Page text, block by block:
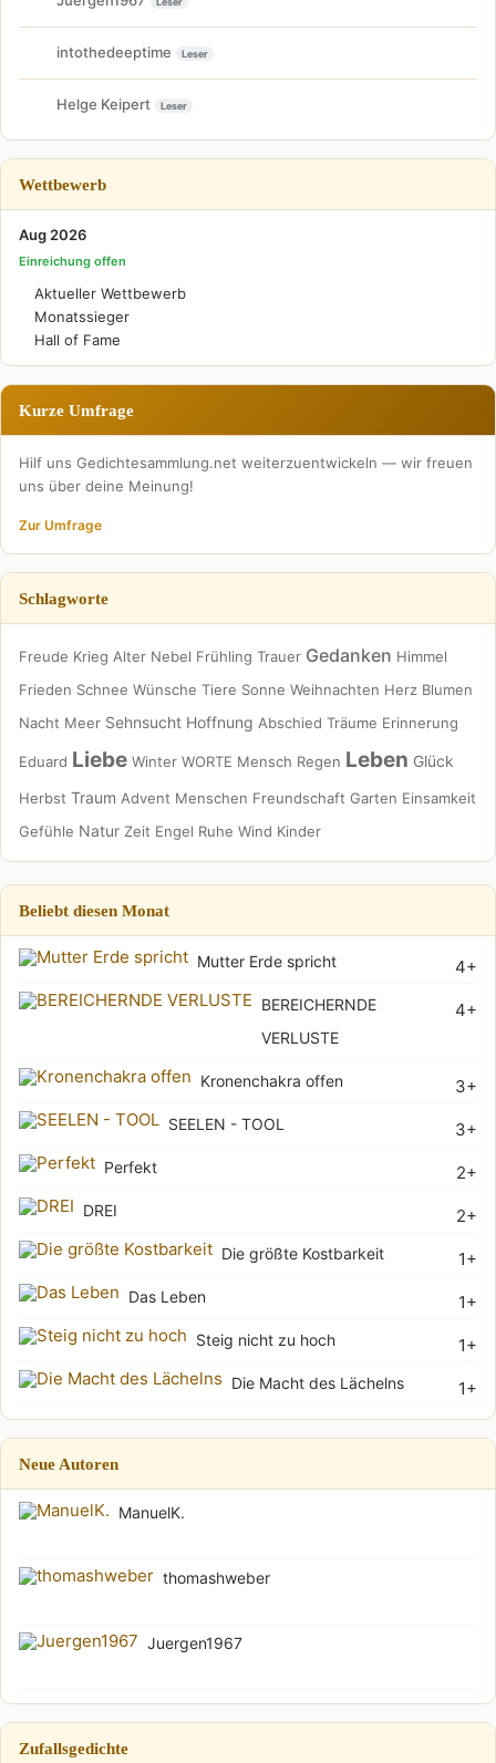
intothedeeptime Leser
Helge Keipert Leser
Wettbewerb
Aug 2026
Einreichung offen
Aktueller Wettbewerb
Monatssieger
Hall of Fame
Kurze Umfrage
Hilf uns Gedichtesammlung.net weiterzuentwickeln — wir freuen
uns über deine Meinung!
Zur Umfrage
Schlagworte
Freude Krieg Alter Nebel Frühling Trauer Gedanken Himmel
Frieden Schnee Wünsche Tiere Sonne Weihnachten Herz Blumen
Nacht Meer Sehnsucht Hoffnung Abschied Träume Erinnerung
Eduard Liebe Winter WORTE Mensch Regen Leben Glück
Herbst Traum Advent Menschen Freundschaft Garten Einsamkeit
Gefühle Natur Zeit Engel Ruhe Wind Kinder
Beliebt diesen Monat
4+
Mutter Erde spricht
4+
BEREICHERNDE
VERLUSTE
3+
Kronenchakra offen
3+
SEELEN - TOOL
2+
Perfekt
2+
DREI
1+
Die größte Kostbarkeit
1+
Das Leben
1+
Steig nicht zu hoch
1+
Die Macht des Lächelns
Neue Autoren
ManuelK.
thomashweber
Juergen1967
Zufallsgedichte